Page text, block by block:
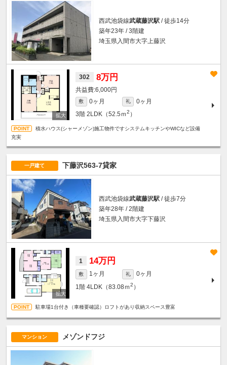
西武池袋線武蔵藤沢駅 / 徒歩14分
築年23年 / 3階建
埼玉県入間市大字上藤沢
302 8万円
6,000円
敷 0ヶ月 礼
0ヶ月
3階 2LDK（52.5ｍ2 ）
積水ハウス(シャーメゾン)施工物件ですシステムキッチンやWICなど設備
充実
一戸建て 下藤沢563-7貸家
西武池袋線武蔵藤沢駅 / 徒歩7分
築年28年 / 2階建
埼玉県入間市大字下藤沢
1 14万円
敷 1ヶ月 礼
0ヶ月
1階 4LDK（83.08ｍ2 ）
駐車場1台付き（車種要確認）ロフトがあり収納スペース豊富
マンション メゾンドフジ